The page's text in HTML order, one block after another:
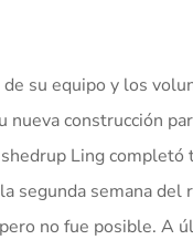
su equipo y los
construcción
Ling completó
segunda semana del
no fue posible. A